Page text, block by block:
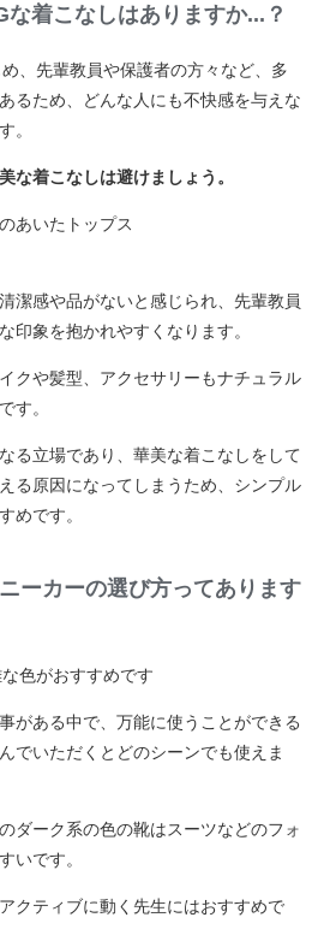
着こなしはありますか...？
、先輩教員や保護者の方々など、多
るため、どんな人にも不快感を与えな
。
な着こなしは避けましょう。
あいたトップス
潔感や品がないと感じられ、先輩教員
印象を抱かれやすくなります。
クや髪型、アクセサリーもナチュラル
す。
る立場であり、華美な着こなしをして
る原因になってしまうため、シンプル
めです。
ーカーの選び方ってあります
色がおすすめです
がある中で、万能に使うことができる
でいただくとどのシーンでも使えま
ダーク系の色の靴はスーツなどのフォ
いです。
クティブに動く先生にはおすすめで